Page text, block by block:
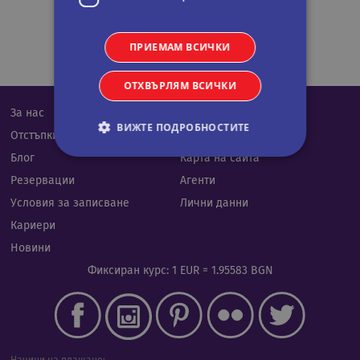
За нас
Отстъпки
Блог
Резервации
Условия за записване
Карта на сайта
Агенти
Лични данни
Кариери
Новини
Фиксиран курс: 1 EUR = 1.95583 BGN
ПРИЕМАМ ВСИЧКИ
ОТХВЪРЛЯМ ВСИЧКИ
ВИЖТЕ ПОДРОБНОСТИТЕ
Функционални
Строго необходимите бисквитки позволяват
основната функционалност на уебсайта, като
потребителско влизане и управление на
акаунта. Уебсайтът не може да се използва
правилно без строго необходими бисквитки.
Валиден